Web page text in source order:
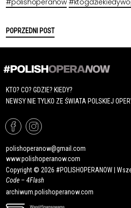
POPRZEDNI POST
KTO? CO? GDZIE? KIEDY?
NEWSY NIE TYLKO ZE ŚWIATA POLSKIEJ
polishoperanow@gmail.com
www.polishoperanow.com
Copyright © 2026 #POLISHOPERANOW |
Code – 4Flash
archiwum.polishoperanow.com